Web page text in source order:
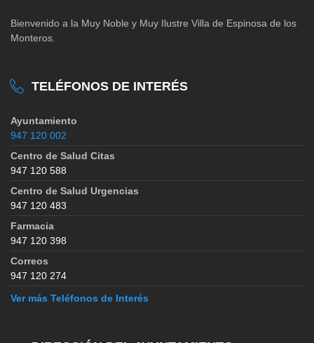
Bienvenido a la Muy Noble y Muy Ilustre Villa de Espinosa de los
Monteros.
TELÉFONOS DE INTERÉS
Ayuntamiento
947 120 002
Centro de Salud Citas
947 120 588
Centro de Salud Urgencias
947 120 483
Farmacia
947 120 398
Correos
947 120 274
Ver más Teléfonos de Interés